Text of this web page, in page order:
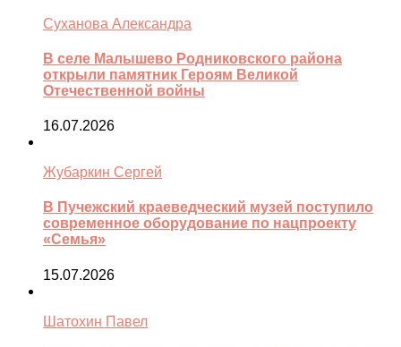
Суханова Александра
В селе Малышево Родниковского района
открыли памятник Героям Великой
Отечественной войны
16.07.2026
Жубаркин Сергей
В Пучежский краеведческий музей поступило
современное оборудование по нацпроекту
«Семья»
15.07.2026
Шатохин Павел